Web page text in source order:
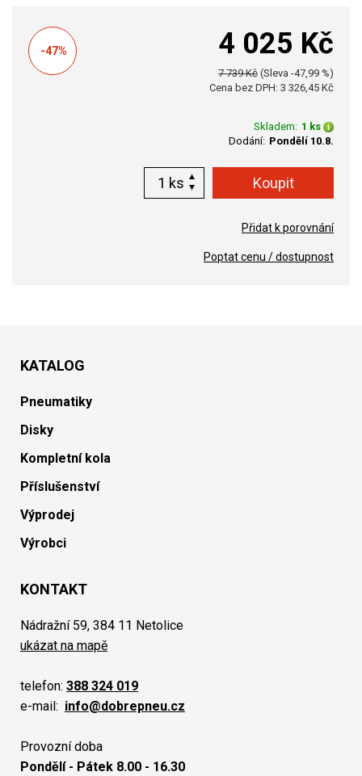
-47% 4 025 Kč
7 739 Kč (Sleva -47,99 %)
Cena bez DPH: 3 326,45 Kč
Skladem: 1 ks
Dodání: Pondělí 10.8.
ks
Přidat k porovnání
Poptat cenu / dostupnost
KATALOG
Pneumatiky
Disky
Kompletní kola
Příslušenství
Výprodej
Výrobci
KONTAKT
Nádražní 59, 384 11 Netolice
ukázat na mapě
telefon: 388 324 019
e-mail: info@dobrepneu.cz
Provozní doba
Pondělí - Pátek 8.00 - 16.30